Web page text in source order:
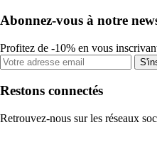
Abonnez-vous à notre
Profitez de -10% en vous
Restons connectés
Retrouvez-nous sur les réseaux